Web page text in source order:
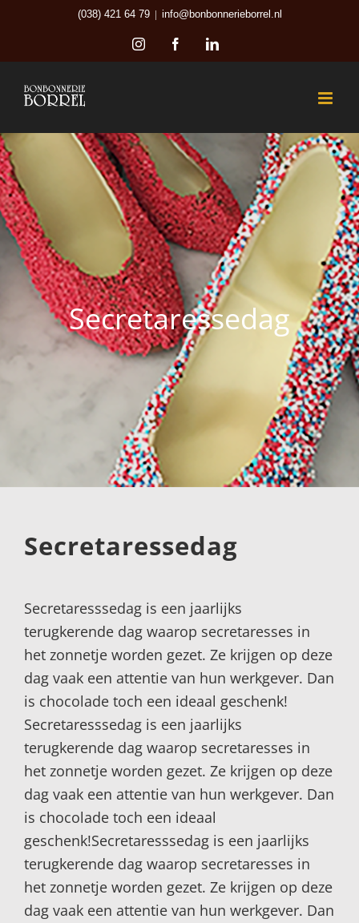
inhoud
(038) 421 64 79 | info@bonbonnerieborrel.nl
InstagramFacebookLinkedIn
Secretaressedag
Secretaressedag
Secretaresssedag is een jaarlijks
terugkerende dag waarop secretaresses in
het zonnetje worden gezet. Ze krijgen op deze
dag vaak een attentie van hun werkgever. Dan
is chocolade toch een ideaal geschenk!
Secretaresssedag is een jaarlijks
terugkerende dag waarop secretaresses in
het zonnetje worden gezet. Ze krijgen op deze
dag vaak een attentie van hun werkgever. Dan
is chocolade toch een ideaal
geschenk!Secretaresssedag is een jaarlijks
terugkerende dag waarop secretaresses in
het zonnetje worden gezet. Ze krijgen op deze
dag vaak een attentie van hun werkgever. Dan